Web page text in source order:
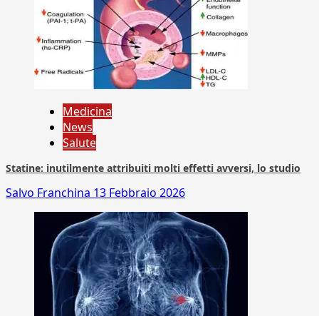
Medicina
News
Salute
Statine: inutilmente attribuiti molti effetti avversi, lo studio
Salvo Franchina 13 Febbraio 2026